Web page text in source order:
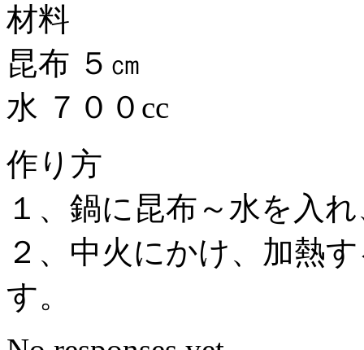
材料
昆布 ５㎝
水 ７００cc
作り方
１、鍋に昆布～水を入
２、中火にかけ、加熱
す。